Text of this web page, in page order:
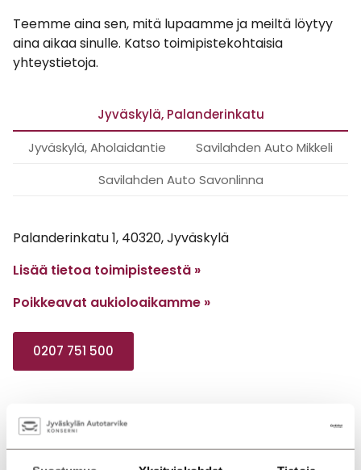
Teemme aina sen, mitä lupaamme ja meiltä löytyy
aina aikaa sinulle. Katso toimipistekohtaisia
yhteystietoja.
Jyväskylä, Palanderinkatu
Jyväskylä, Aholaidantie
Savilahden Auto Mikkeli
Savilahden Auto Savonlinna
Palanderinkatu 1, 40320, Jyväskylä
Lisää tietoa toimipisteestä »
Poikkeavat aukioloaikamme »
0207 751 500
Avoinna